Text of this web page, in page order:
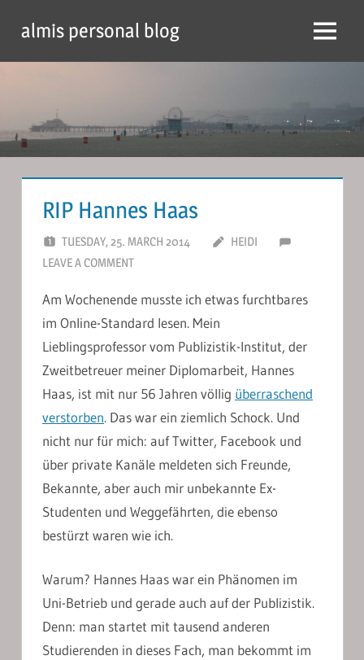
content
almis personal blog Menu
RIP Hannes Haas
TUESDAY, 25. MARCH 2014
HEIDI
LEAVE A COMMENT
Am Wochenende musste ich etwas furchtbares
im Online-Standard lesen. Mein
Lieblingsprofessor vom Publizistik-Institut, der
Zweitbetreuer meiner Diplomarbeit, Hannes
Haas, ist mit nur 56 Jahren völlig überraschend
verstorben. Das war ein ziemlich Schock. Und
nicht nur für mich: auf Twitter, Facebook und
über private Kanäle meldeten sich Freunde,
Bekannte, aber auch mir unbekannte Ex-
Studenten und Weggefährten, die ebenso
bestürzt waren wie ich.
Warum? Hannes Haas war ein Phänomen im
Uni-Betrieb und gerade auch auf der Publizistik.
Denn: man startet mit tausend anderen
Studierenden in dieses Fach, man bekommt im